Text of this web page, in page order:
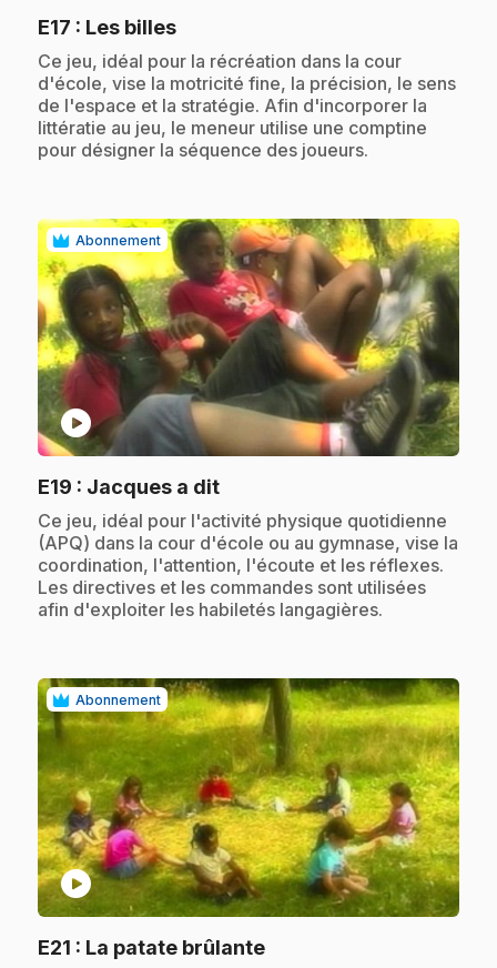
E17 : Les billes.
.Ce jeu, idéal pour la récréation dans la cour
d'école, vise la motricité fine, la précision, le sens
de l'espace et la stratégie. Afin d'incorporer la
littératie au jeu, le meneur utilise une comptine
pour désigner la séquence des joueurs.
Abonnement
play_circle
E19 : Jacques a dit.
.Ce jeu, idéal pour l'activité physique quotidienne
(APQ) dans la cour d'école ou au gymnase, vise la
coordination, l'attention, l'écoute et les réflexes.
Les directives et les commandes sont utilisées
afin d'exploiter les habiletés langagières.
Abonnement
play_circle
E21 : La patate brûlante.